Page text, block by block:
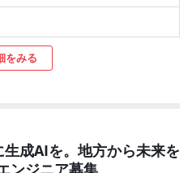
をみる
生成AIを。地方から未来を
ンジニア募集